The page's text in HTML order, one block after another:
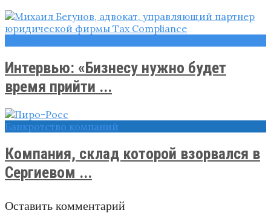
Интервью: «Бизнесу нужно будет
время прийти ...
Банкротство компаний
Компания, склад которой взорвался в
Сергиевом ...
Оставить комментарий